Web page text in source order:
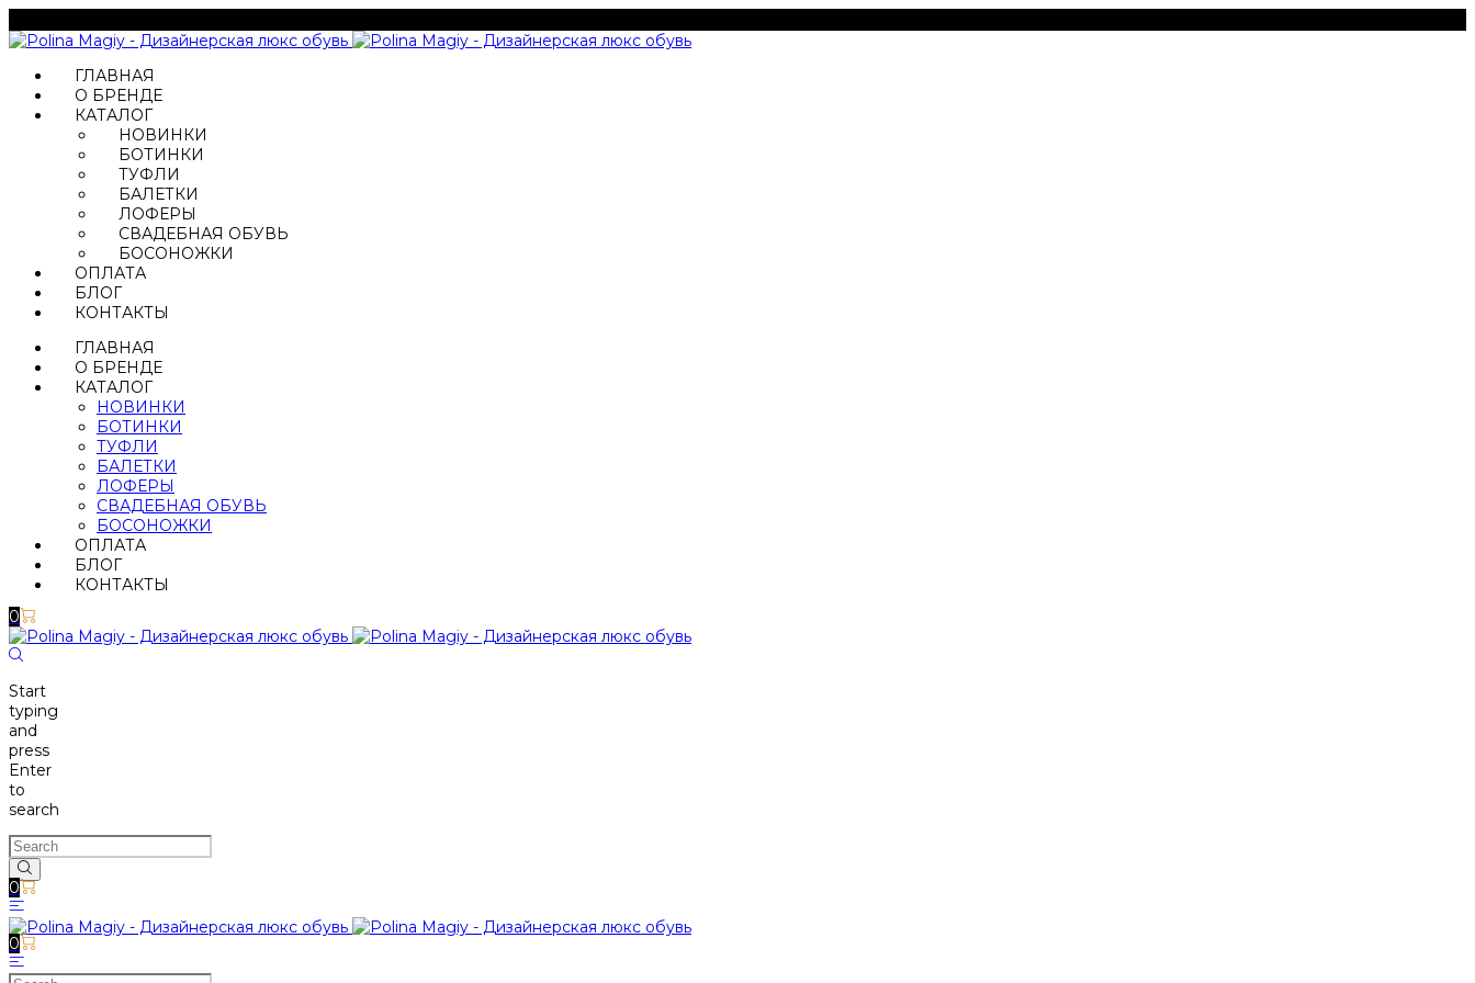
ГЛАВНАЯ
О БРЕНДЕ
КАТАЛОГ
НОВИНКИ
БОТИНКИ
ТУФЛИ
БАЛЕТКИ
ЛОФЕРЫ
СВАДЕБНАЯ ОБУВЬ
БОСОНОЖКИ
ОПЛАТА
БЛОГ
КОНТАКТЫ
ГЛАВНАЯ
О БРЕНДЕ
КАТАЛОГ
НОВИНКИ
БОТИНКИ
ТУФЛИ
БАЛЕТКИ
ЛОФЕРЫ
СВАДЕБНАЯ ОБУВЬ
БОСОНОЖКИ
ОПЛАТА
БЛОГ
КОНТАКТЫ
0
Start
typing
and
press
Enter
to
search
0
0